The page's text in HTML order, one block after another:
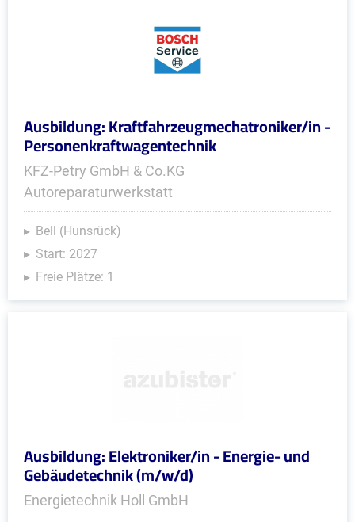
Ausbildung: Kraftfahrzeugmechatroniker/in -
Personenkraftwagentechnik
KFZ-Petry GmbH & Co.KG
Autoreparaturwerkstatt
Bell (Hunsrück)
Start: 2027
Freie Plätze: 1
Ausbildung: Elektroniker/in - Energie- und
Gebäudetechnik (m/w/d)
Energietechnik Holl GmbH